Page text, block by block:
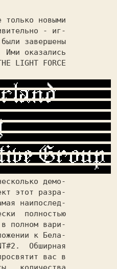
только новыми
- иг-
завершены
демо-
этот разра-
наипослед-
полностью
полном вари-
Обширная
вас в